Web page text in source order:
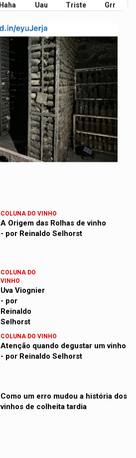
Haha Uau Triste Grr
COLUNA DO VINHO
A Origem das Rolhas de vinho
- por Reinaldo Selhorst
COLUNA DO
VINHO
Uva Viognier
- por
Reinaldo
Selhorst
COLUNA DO VINHO
Atenção quando degustar um vinho
- por Reinaldo Selhorst
Como um erro mudou a história dos
vinhos de colheita tardia